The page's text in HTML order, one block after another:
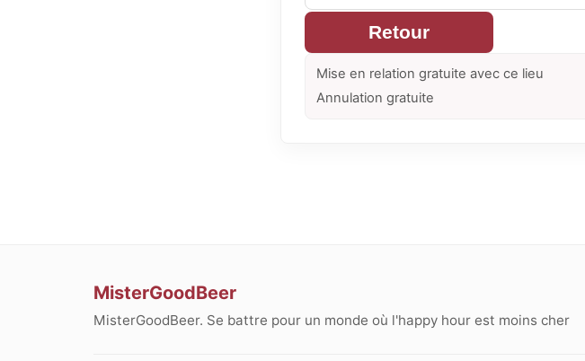
Retour
Mise en relation gratuite avec ce lieu
Annulation gratuite
MisterGoodBeer
MisterGoodBeer. Se battre pour un monde où l'happy hour est moins cher